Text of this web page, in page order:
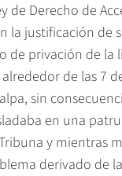
de Derecho de
la justificación de
de privación de la
de las 7
sin
en una
y mientras
derivado de